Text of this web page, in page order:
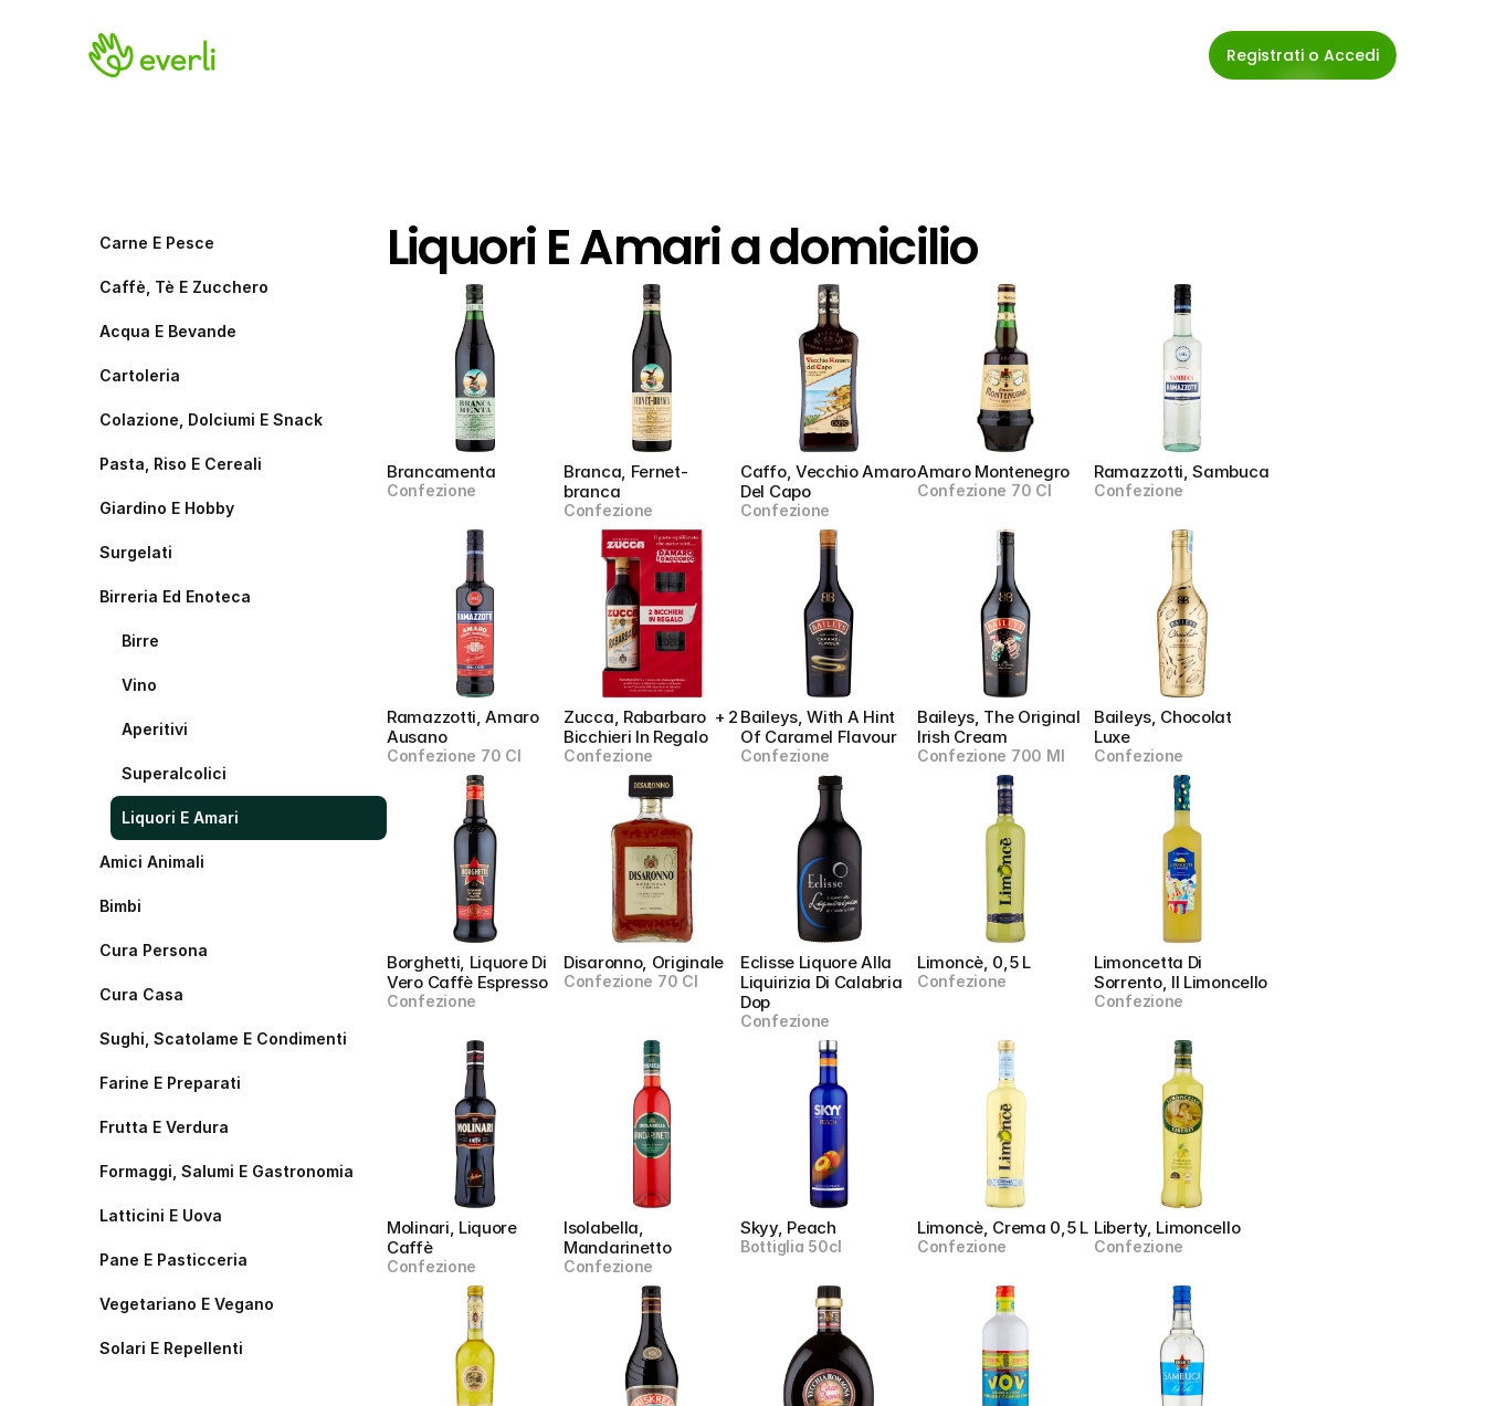
Registrati o Accedi
Carne E Pesce
Caffè, Tè E Zucchero
Acqua E Bevande
Cartoleria
Colazione, Dolciumi E Snack
Pasta, Riso E Cereali
Giardino E Hobby
Surgelati
Birreria Ed Enoteca
Birre
Vino
Aperitivi
Superalcolici
Liquori E Amari
Amici Animali
Bimbi
Cura Persona
Cura Casa
Sughi, Scatolame E Condimenti
Farine E Preparati
Frutta E Verdura
Formaggi, Salumi E Gastronomia
Latticini E Uova
Pane E Pasticceria
Vegetariano E Vegano
Solari E Repellenti
Liquori E Amari a domicilio
Brancamenta
Confezione
Branca, Fernet-
branca
Confezione
Caffo, Vecchio Amaro
Del Capo
Confezione
Amaro Montenegro
Confezione 70 Cl
Ramazzotti, Sambuca
Confezione
Ramazzotti, Amaro
Ausano
Confezione 70 Cl
Zucca, Rabarbaro  + 2
Bicchieri In Regalo
Confezione
Baileys, With A Hint
Of Caramel Flavour
Confezione
Baileys, The Original
Irish Cream
Confezione 700 Ml
Baileys, Chocolat
Luxe
Confezione
Borghetti, Liquore Di
Vero Caffè Espresso
Confezione
Disaronno, Originale
Confezione 70 Cl
Eclisse Liquore Alla
Liquirizia Di Calabria
Dop
Confezione
Limoncè, 0,5 L
Confezione
Limoncetta Di
Sorrento, Il Limoncello
Confezione
Molinari, Liquore
Caffè
Confezione
Isolabella,
Mandarinetto
Confezione
Skyy, Peach
Bottiglia 50cl
Limoncè, Crema 0,5 L
Confezione
Liberty, Limoncello
Confezione